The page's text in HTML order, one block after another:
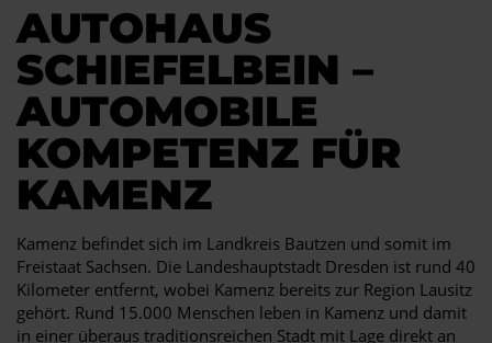
AUTOHAUS
SCHIEFELBEIN –
AUTOMOBILE
KOMPETENZ FÜR
KAMENZ
Kamenz befindet sich im Landkreis Bautzen und somit im
Freistaat Sachsen. Die Landeshauptstadt Dresden ist rund 40
Kilometer entfernt, wobei Kamenz bereits zur Region Lausitz
gehört. Rund 15.000 Menschen leben in Kamenz und damit
in einer überaus traditionsreichen Stadt mit Lage direkt an